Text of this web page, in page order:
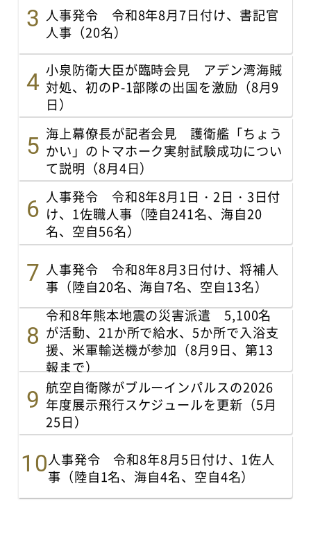
人事発令 令和8年8月7日付け、書記官
人事（20名）
小泉防衛大臣が臨時会見 アデン湾海賊
対処、初のP-1部隊の出国を激励（8月9
日）
海上幕僚長が記者会見 護衛艦「ちょう
かい」のトマホーク実射試験成功につい
て説明（8月4日）
人事発令 令和8年8月1日・2日・3日付
け、1佐職人事（陸自241名、海自20
名、空自56名）
人事発令 令和8年8月3日付け、将補人
事（陸自20名、海自7名、空自13名）
令和8年熊本地震の災害派遣 5,100名
が活動、21か所で給水、5か所で入浴支
援、米軍輸送機が参加（8月9日、第13
報まで）
航空自衛隊がブルーインパルスの2026
年度展示飛行スケジュールを更新（5月
25日）
人事発令 令和8年8月5日付け、1佐人
事（陸自1名、海自4名、空自4名）